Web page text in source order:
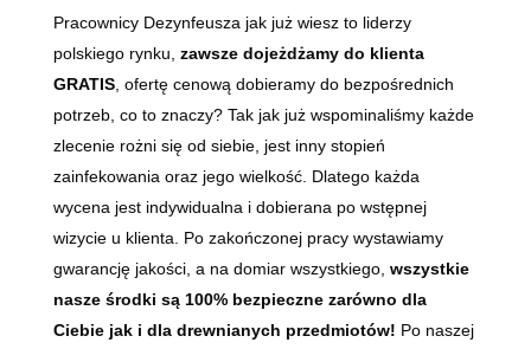
Pracownicy Dezynfeusza jak już wiesz to liderzy
polskiego rynku, zawsze dojeżdżamy do klienta
GRATIS, ofertę cenową dobieramy do bezpośrednich
potrzeb, co to znaczy? Tak jak już wspominaliśmy każde
zlecenie rożni się od siebie, jest inny stopień
zainfekowania oraz jego wielkość. Dlatego każda
wycena jest indywidualna i dobierana po wstępnej
wizycie u klienta. Po zakończonej pracy wystawiamy
gwarancję jakości, a na domiar wszystkiego, wszystkie
nasze środki są 100% bezpieczne zarówno dla
Ciebie jak i dla drewnianych przedmiotów! Po naszej